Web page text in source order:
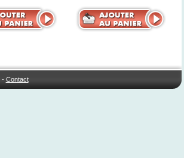
- Contact